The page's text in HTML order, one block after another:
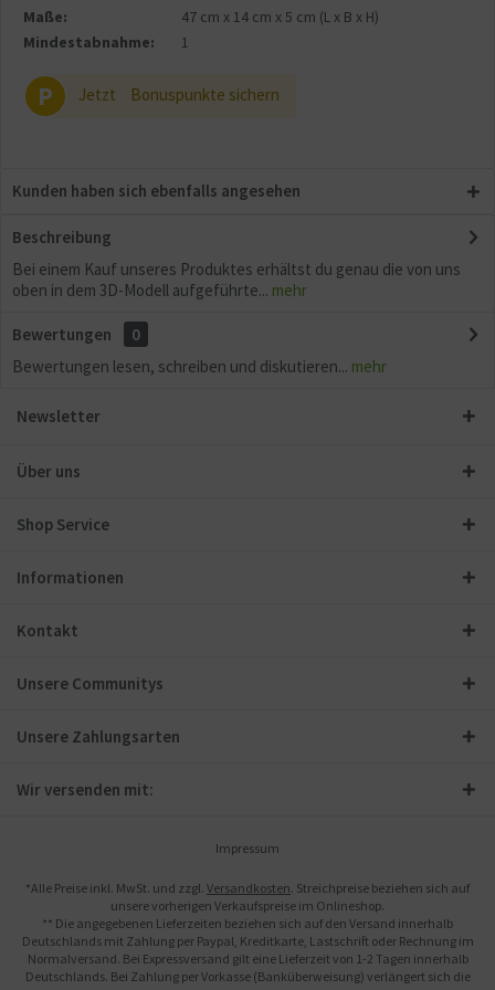
Maße:
47 cm x 14 cm x5 cm (L x B x H)
Mindestabnahme:
1
P Jetzt Bonuspunkte sichern
Kunden haben sich ebenfalls angesehen
Beschreibung
Bei einem Kauf unseres Produktes erhältst du genau die von uns
oben in dem 3D-Modell aufgeführte... mehr
Bewertungen
0
Bewertungen lesen, schreiben und diskutieren... mehr
Newsletter
Über uns
Shop Service
Informationen
Kontakt
Unsere Communitys
Unsere Zahlungsarten
Wir versenden mit:
Impressum
*Alle Preise inkl. MwSt. und zzgl. Versandkosten. Streichpreise beziehen sich auf
unsere vorherigen Verkaufspreise im Onlineshop.
** Die angegebenen Lieferzeiten beziehen sich auf den Versand innerhalb
Deutschlands mit Zahlung per Paypal, Kreditkarte, Lastschrift oder Rechnung im
Normalversand. Bei Expressversand gilt eine Lieferzeit von 1-2 Tagen innerhalb
Deutschlands. Bei Zahlung per Vorkasse (Banküberweisung) verlängert sich die